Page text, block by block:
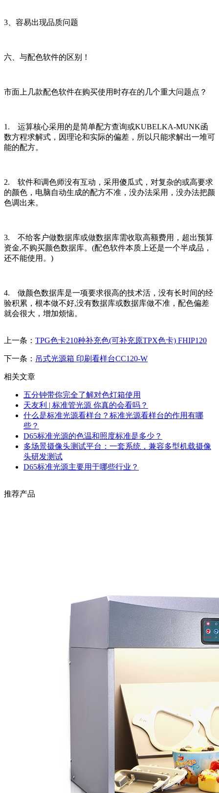
3、容易出现品质问题
六、与配色软件的区别！
市面上几款配色软件在购买使用时存在的几个重大问题点？
1. 运算核心采用的是简单配方查询或KUBELKA-MUNK函
数方程求解式，因理论和实际的偏差，所以只能求解出一堆可
能的配方。
2. 软件和调色师没有互动，采用傻瓜式，对复杂的或高要求
的颜色，电脑自动生成的配方不准，没办法采用，没办法把颜
色调出来。
3. 不给客户做数据库或做数据库需收取高额费用，超出预算
资金,不购买颜色数据库。(配色软件本质上还是一个半成品，
还不能使用。)
4. 做颜色数据库是一项要求很高的技术活，没有长时间的经
验积累，根本做不好,没有数据库或数据库做不准，配色偏差
就会很大，增加烦恼。
上一条： TPG色卡210种补充色(可补充原TPX色卡) FHIP120
下一条： 吊式光源箱 印刷看样台CC120-W
相关文章
五分钟带你完全了解对色灯箱使用
天友利 | 标准管光源 你真的会看吗？
什么是标准光源看样台？标准光源看样台的作用有哪
些？
D65标准光源的色温和照度标准是多少？
多场景摄像头测试平台：一套系统，兼容多型机载摄像
头研发测试
D65标准光源主要用于哪些行业？
推荐产品